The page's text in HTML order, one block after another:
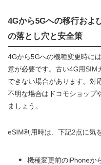
4Gから5Gへの移行およ
の落とし穴と安全策
4Gから5Gへの機種変更時に
意が必要です。古い4G用SIM
できない場合があります。対
不明な場合はドコモショップ
ましょう。
eSIM利用時は、下記2点に気
機種変更前のiPhoneか